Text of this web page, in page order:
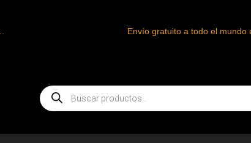
Envío gratuito a todo el mundo